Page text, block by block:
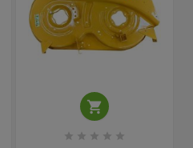

    